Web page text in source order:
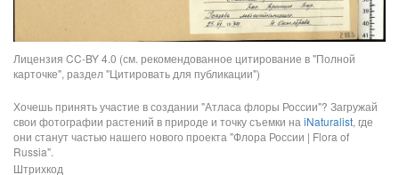
Лицензия CC-BY 4.0 (см. рекомендованное цитирование в "Полной
карточке", раздел "Цитировать для публикации")
Хочешь принять участие в создании "Атласа флоры России"? Загружай
свои фотографии растений в природе и точку съемки на iNaturalist, где
они станут частью нашего нового проекта "Флора России | Flora of
Russia".
Штрихкод